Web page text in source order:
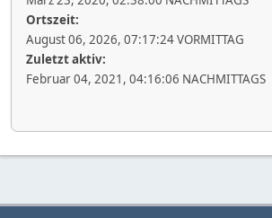
Ortszeit:
August 06, 2026, 07:17:24 VORMITTAG
Zuletzt aktiv:
Februar 04, 2021, 04:16:06 NACHMITTAGS